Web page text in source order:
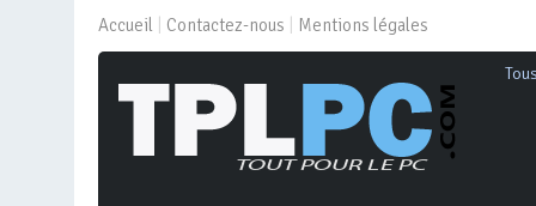
Accueil Contactez-nous Mentions légales